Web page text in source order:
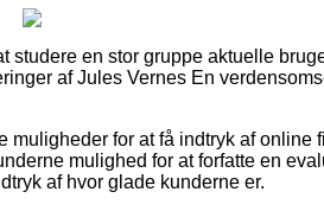
en stor gruppe aktuelle
af Jules Vernes En
for at få indtryk af online
mulighed for at forfatte en
af hvor glade kunderne er.